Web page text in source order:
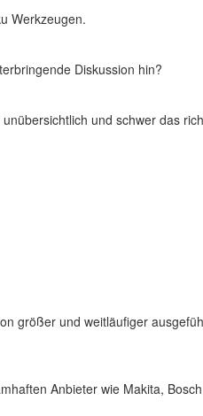
Werkzeugen.
Diskussion hin?
und schwer das
größer und weitläufiger
Anbieter wie Makita,